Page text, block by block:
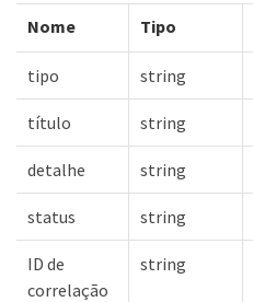
Nome Tipo
tipo string
título string
detalhe string
status string
ID de
correlação
string